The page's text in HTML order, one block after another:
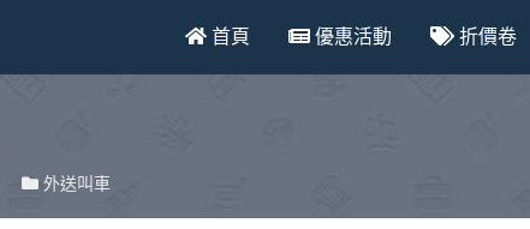
首頁 優惠活動 折價卷
外送叫車